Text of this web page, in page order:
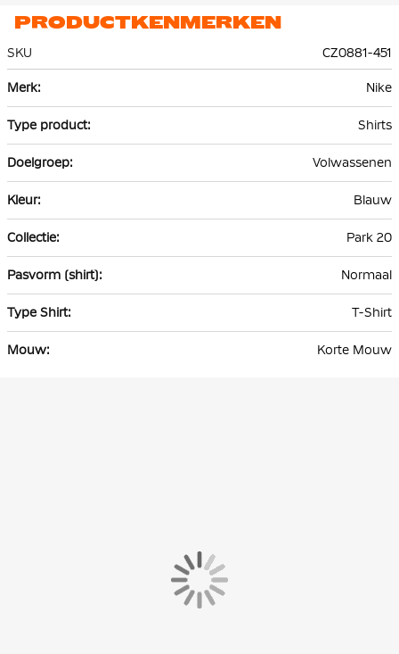
PRODUCTKENMERKEN
SKU
CZ0881-451
informatie
Nike
Shirts
Volwassenen
Blauw
Park 20
Normaal
T-Shirt
Korte Mouw